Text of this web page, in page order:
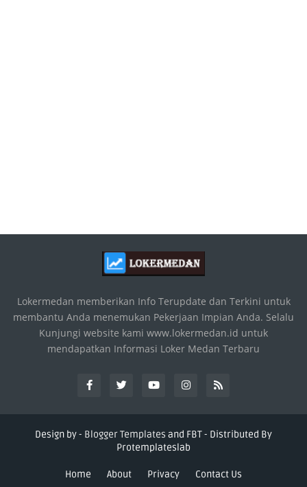
Lokermedan memberikan Info Terupdate dan Terkini untuk
membantu Anda menemukan Pekerjaan Impian Anda. Selalu
Kunjungi website kami www.lokermedan.id untuk
mendapatkan Informasi Loker Medan Terbaru
Design by - Blogger Templates and FBT- Distributed By
Protemplateslab
Home About Privacy Contact Us